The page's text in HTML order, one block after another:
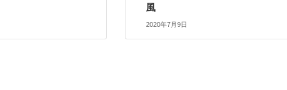
風
2020年7月9日